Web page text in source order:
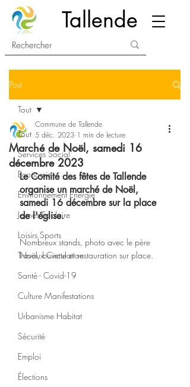
Tallende
Post
Tout
Services Social
Economie
Environnement Energie
Jeunes Scolaire
Loisirs Sports
Travaux Circulation
Santé - Covid-19
Culture Manifestations
Urbanisme Habitat
Sécurité
Emploi
Élections
Tout
Marché de Noël, samedi 16
décembre 2023
Commune de Tallende
5 déc. 2023 1 min de lecture
Le Comité des fêtes de Tallende
organise un marché de Noël,
samedi 16 décembre sur la place
de l'église.
Nombreux stands, photo avec le père
Noël, buvette et restauration sur place.